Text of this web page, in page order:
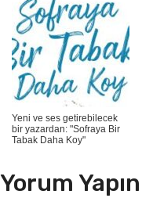
Yeni ve ses getirebilecek
bir yazardan: "Sofraya Bir
Tabak Daha Koy"
Yorum Yapın